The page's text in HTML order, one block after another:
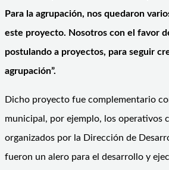
Para la agrupación, nos quedaron
este proyecto. Nosotros con el favor
postulando a proyectos, para seguir
agrupación”.
Dicho proyecto fue complementario
municipal, por ejemplo, los operativos
organizados por la Dirección de
fueron un alero para el desarrollo y